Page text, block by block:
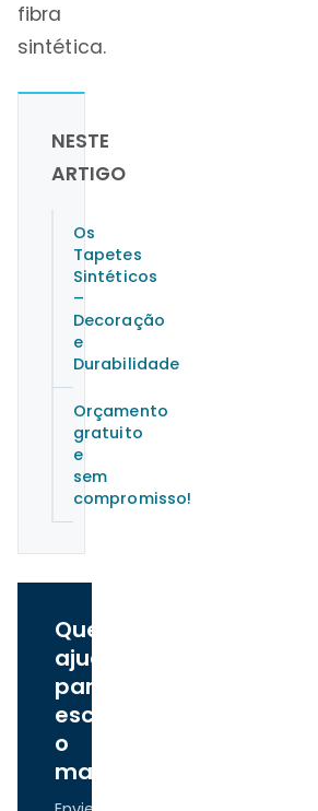
fibra
sintética.
NESTE
ARTIGO
Os
Tapetes
Sintéticos
–
Decoração
e
Durabilidade
Orçamento
gratuito
e
sem
compromisso!
Quer
ajuda
para
escolher
o
material?